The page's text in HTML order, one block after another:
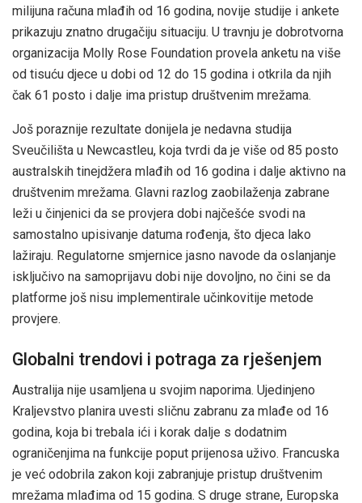
milijuna računa mlađih od 16 godina, novije studije i ankete
prikazuju znatno drugačiju situaciju. U travnju je dobrotvorna
organizacija Molly Rose Foundation provela anketu na više
od tisuću djece u dobi od 12 do 15 godina i otkrila da njih
čak 61 posto i dalje ima pristup društvenim mrežama.
Još poraznije rezultate donijela je nedavna studija
Sveučilišta u Newcastleu, koja tvrdi da je više od 85 posto
australskih tinejdžera mlađih od 16 godina i dalje aktivno na
društvenim mrežama. Glavni razlog zaobilaženja zabrane
leži u činjenici da se provjera dobi najčešće svodi na
samostalno upisivanje datuma rođenja, što djeca lako
lažiraju. Regulatorne smjernice jasno navode da oslanjanje
isključivo na samoprijavu dobi nije dovoljno, no čini se da
platforme još nisu implementirale učinkovitije metode
provjere.
Globalni trendovi i potraga za rješenjem
Australija nije usamljena u svojim naporima. Ujedinjeno
Kraljevstvo planira uvesti sličnu zabranu za mlađe od 16
godina, koja bi trebala ići i korak dalje s dodatnim
ograničenjima na funkcije poput prijenosa uživo. Francuska
je već odobrila zakon koji zabranjuje pristup društvenim
mrežama mlađima od 15 godina. S druge strane, Europska